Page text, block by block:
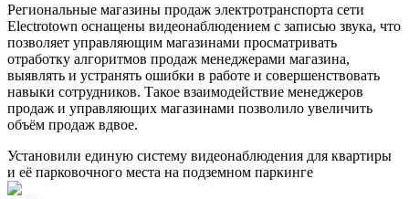
Региональные магазины продаж электротранспорта сети
Electrotown оснащены видеонаблюдением с записью звука, что
позволяет управляющим магазинами просматривать
отработку алгоритмов продаж менеджерами магазина,
выявлять и устранять ошибки в работе и совершенствовать
навыки сотрудников. Такое взаимодействие менеджеров
продаж и управляющих магазинами позволило увеличить
объём продаж вдвое.
Установили единую систему видеонаблюдения для квартиры
и её парковочного места на подземном паркинге